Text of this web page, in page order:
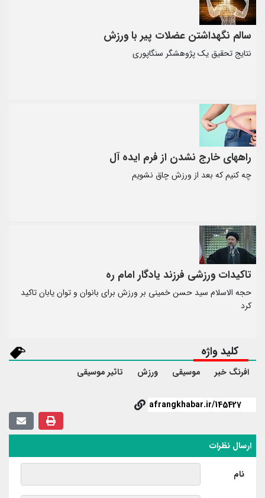
سالم نگهداشتن عضلات پیر با ورزش
نتایج تحقیق یک پژوهشگر سنگاپوری
راههای خارج نشدن از فرم ایده آل
چه کنیم که بعد از ورزش چاق نشویم
تاکیدات ورزشی فرزند یادگار امام ره
حجه الاسلام سید حسن خمینی بر ورزش برای بانوان و توان یابان تاکید
کرد
کلید واژه
افرنگ خبر موسیقی ورزش تاثیر موسیقی
ارسال نظرات
نام